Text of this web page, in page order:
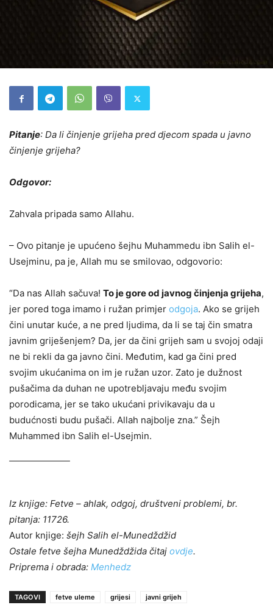
Pitanje: Da li činjenje grijeha pred djecom spada u javno
činjenje grijeha?
Odgovor:
Zahvala pripada samo Allahu.
– Ovo pitanje je upućeno šejhu Muhammedu ibn Salih el-
Usejminu, pa je, Allah mu se smilovao, odgovorio:
“Da nas Allah sačuva! To je gore od javnog činjenja grijeha,
jer pored toga imamo i ružan primjer odgoja. Ako se grijeh
čini unutar kuće, a ne pred ljudima, da li se taj čin smatra
javnim griješenjem? Da, jer da čini grijeh sam u svojoj odaji
ne bi rekli da ga javno čini. Međutim, kad ga čini pred
svojim ukućanima on im je ružan uzor. Zato je dužnost
pušačima da duhan ne upotrebljavaju među svojim
porodicama, jer se tako ukućani privikavaju da u
budućnosti budu pušači. Allah najbolje zna.” Šejh
Muhammed ibn Salih el-Usejmin.
Iz knjige: Fetve – ahlak, odgoj, društveni problemi, br.
pitanja: 11726.
Autor knjige: šejh Salih el-Munedždžid
Ostale fetve šejha Munedždžida čitaj ovdje.
Priprema i obrada: Menhedz
TAGOVI fetve uleme grijesi javni grijeh